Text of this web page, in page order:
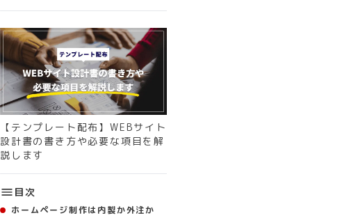
【テンプレート配布】WEBサイト
設計書の書き方や必要な項目を解
説します
目次
ホームページ制作は内製か外注か